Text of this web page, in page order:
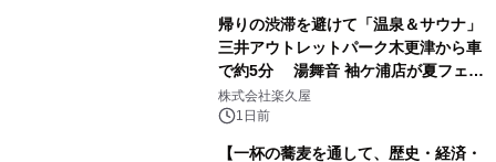
帰りの渋滞を避けて「温泉＆サウナ」
三井アウトレットパーク木更津から車
で約5分 湯舞音 袖ケ浦店が夏フェア
メニューを提供
株式会社楽久屋
1日前
【一杯の蕎麦を通して、歴史・経済・